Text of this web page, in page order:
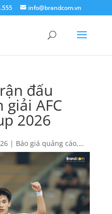
info@brandcom.vn
đấu
AFC
2026
| Báo giá quảng cáo,
bình